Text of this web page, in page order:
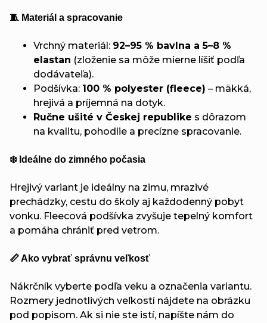
🧵 Materiál a spracovanie
Vrchný materiál: 92–95 % bavlna a 5–8 %
elastan (zloženie sa môže mierne líšiť podľa
dodávateľa).
Podšívka: 100 % polyester (fleece) – mäkká,
hrejivá a príjemná na dotyk.
Ručne ušité v Českej republike s dôrazom
na kvalitu, pohodlie a precízne spracovanie.
❄️ Ideálne do zimného počasia
Hrejivý variant je ideálny na zimu, mrazivé
prechádzky, cestu do školy aj každodenný pobyt
vonku. Fleecová podšívka zvyšuje tepelný komfort
a pomáha chrániť pred vetrom.
📏 Ako vybrať správnu veľkosť
Nákrčník vyberte podľa veku a označenia variantu.
Rozmery jednotlivých veľkostí nájdete na obrázku
pod popisom. Ak si nie ste istí, napíšte nám do